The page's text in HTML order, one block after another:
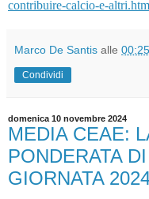
contribuire-calcio-e-
Marco De Santis alle 00:25
Condividi
domenica 10 novembre 2024
MEDIA CEAE:
PONDERATA
GIORNATA